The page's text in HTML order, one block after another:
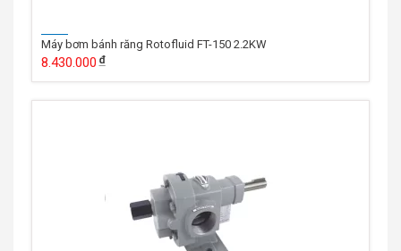
Máy bơm bánh răng Rotofluid FT-150 2.2KW
8.430.000